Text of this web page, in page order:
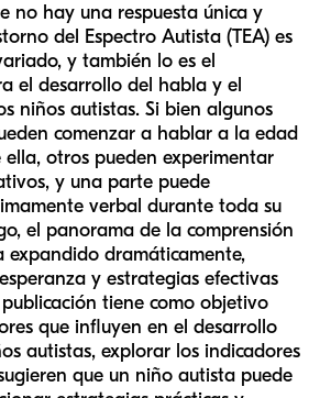
no hay una respuesta única y
del Espectro Autista (TEA) es
y también lo es el
el desarrollo del habla y el
niños autistas. Si bien algunos
comenzar a hablar a la edad
ella, otros pueden experimentar
y una parte puede
verbal durante toda su
el panorama de la comprensión
expandido dramáticamente,
y estrategias efectivas
tiene como objetivo
que influyen en el desarrollo
autistas, explorar los indicadores
que un niño autista puede